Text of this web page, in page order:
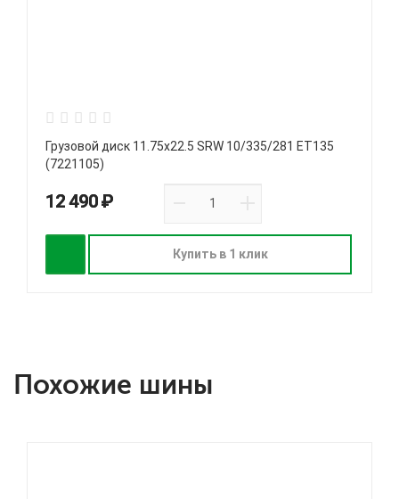
Грузовой диск 11.75х22.5 SRW 10/335/281 ET135
(7221105)
12 490 ₽
Купить в 1 клик
Похожие шины